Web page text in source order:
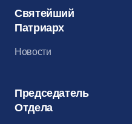
Святейший
Патриарх
Новости
Председатель
Отдела